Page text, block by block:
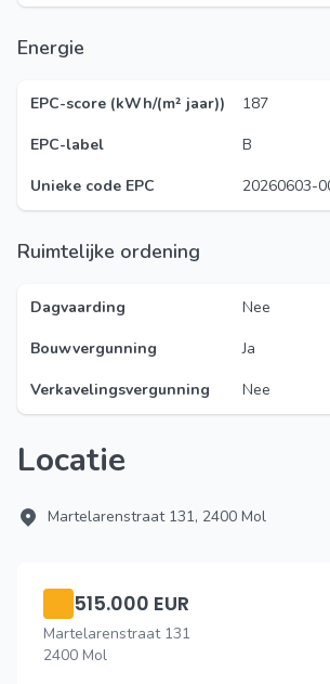
Energie
EPC-score (kWh/(m² jaar))
187
EPC-label
B
Unieke code EPC
20260603-
Ruimtelijke ordening
Dagvaarding
Nee
Bouwvergunning
Ja
Verkavelingsvergunning
Nee
Locatie
Martelarenstraat 131, 2400 Mol
515.000 EUR
Martelarenstraat 131
2400 Mol